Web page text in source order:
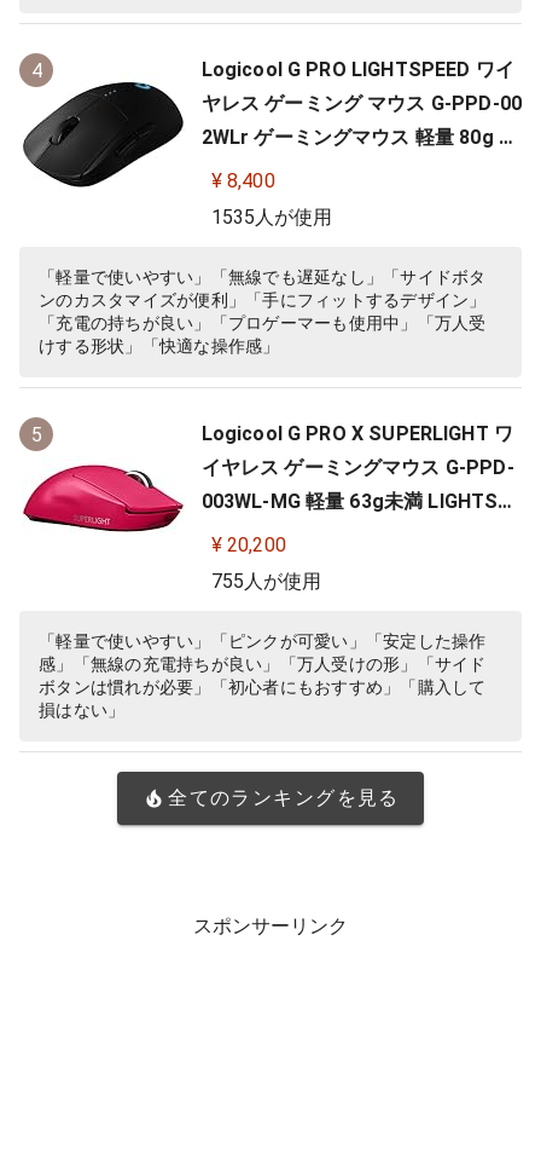
4
Logicool G PRO LIGHTSPEED ワイ
ヤレス ゲーミング マウス G-PPD-00
2WLr ゲーミングマウス 軽量 80g H
ERO 25Kセンサー 充電 POWERPLA
Y 対応 ゲーム 充電 無線 左右対称 FP
正規品
¥ 8,400
1535人が使用
「軽量で使いやすい」「無線でも遅延なし」「サイドボタ
ンのカスタマイズが便利」「手にフィットするデザイン」
「充電の持ちが良い」「プロゲーマーも使用中」「万人受
けする形状」「快適な操作感」
5
Logicool G PRO X SUPERLIGHT ワ
イヤレス ゲーミングマウス G-PPD-
003WL-MG 軽量 63g未満 LIGHTSP
EED HERO 25Kセンサー POWERPLA
Y 無線 充電 対応 ゲーミング マウス
正規品
¥ 20,200
755人が使用
「軽量で使いやすい」「ピンクが可愛い」「安定した操作
感」「無線の充電持ちが良い」「万人受けの形」「サイド
ボタンは慣れが必要」「初心者にもおすすめ」「購入して
損はない」
全てのランキングを見る
スポンサーリンク